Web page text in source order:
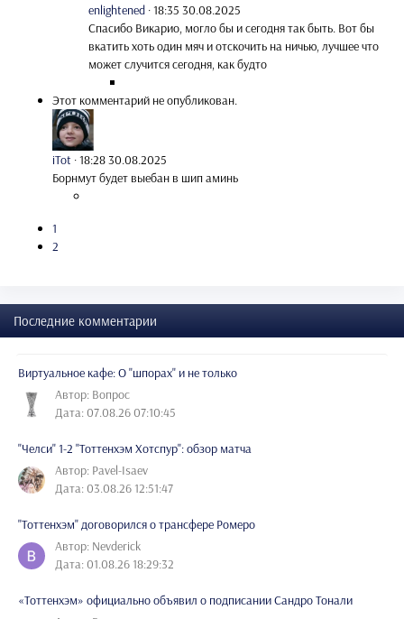
enlightened ·18:35 30.08.2025
Спасибо Викарио, могло бы и сегодня так быть. Вот бы
вкатить хоть один мяч и отскочить на ничью, лучшее что
может случится сегодня, как будто
Этот комментарий не опубликован.
iTot ·18:28 30.08.2025
Борнмут будет выебан в шип аминь
1
2
Последние комментарии
Виртуальное кафе: О "шпорах" и не только
Автор: Вопрос
Дата: 07.08.26 07:10:45
"Челси" 1-2 "Тоттенхэм Хотспур": обзор матча
Автор: Pavel-Isaev
Дата: 03.08.26 12:51:47
"Тоттенхэм" договорился о трансфере Ромеро
Автор: Nevderick
Дата: 01.08.26 18:29:32
«Тоттенхэм» официально объявил о подписании Сандро Тонали